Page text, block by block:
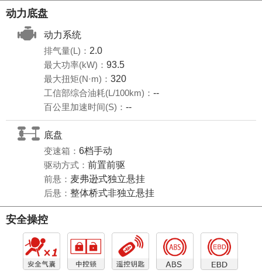
动力底盘
动力系统
排气量(L)： 2.0
最大功率(kW)： 93.5
最大扭矩(N·m)： 320
工信部综合油耗(L/100km)： --
百公里加速时间(S)： --
底盘
变速箱： 6档手动
驱动方式： 前置前驱
前悬： 麦弗逊式独立悬挂
后悬： 整体桥式非独立悬挂
安全操控